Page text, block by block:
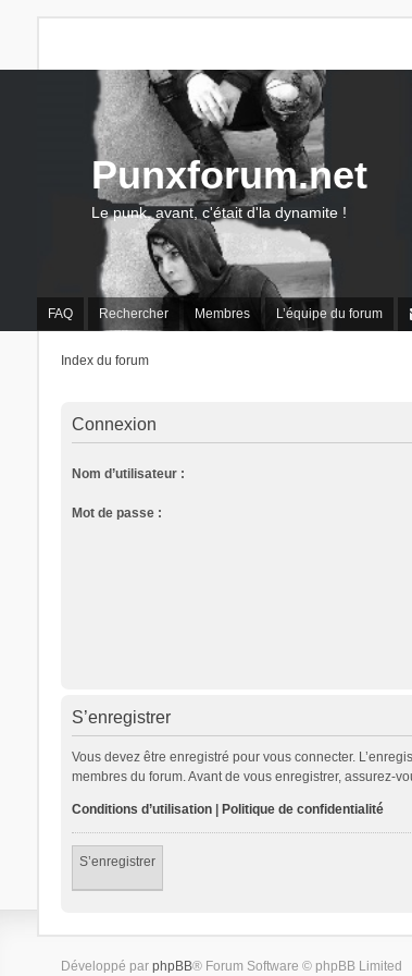
FAQ Rechercher Membres L’équipe du forum
Punxforum.net
Le punk, avant, c'était d'la dynamite !
Index du forum
Connexion
Nom d’utilisateur :
Mot de passe :
S’enregistrer
Vous devez être enregistré pour vous connecter.
membres du forum. Avant de vous enregistrer, assurez-
Conditions d’utilisation| Politique de confidentialité
S’enregistrer
Développé par phpBB® Forum Software © phpBB Limited